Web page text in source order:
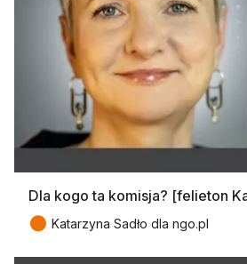
Dla kogo ta komisja? [felieton
● Katarzyna Sadło dla ngo.pl